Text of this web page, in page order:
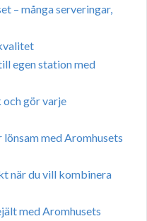
– många serveringar,
egen station med
gör varje
med Aromhusets
när du vill kombinera
med Aromhusets